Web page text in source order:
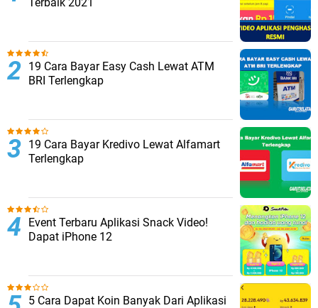
19 Cara Bayar Easy Cash Lewat ATM
BRI Terlengkap
19 Cara Bayar Kredivo Lewat Alfamart
Terlengkap
Event Terbaru Aplikasi Snack Video!
Dapat iPhone 12
5 Cara Dapat Koin Banyak Dari Aplikasi